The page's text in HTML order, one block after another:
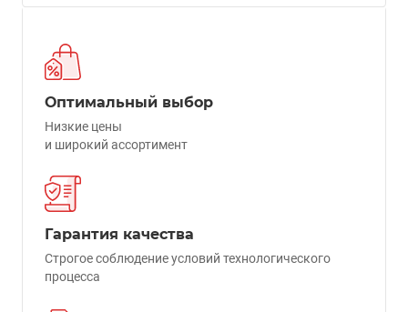
Оптимальный выбор
Низкие цены
и широкий ассортимент
Гарантия качества
Строгое соблюдение условий технологического
процесса